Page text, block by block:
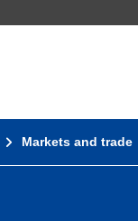
Markets and trade